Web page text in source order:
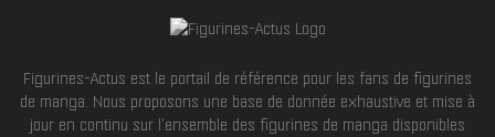
Figurines-Actus est le portail de référence pour les fans de figurines
de manga. Nous proposons une base de donnée exhaustive et mise à
jour en continu sur l'ensemble des figurines de manga disponibles